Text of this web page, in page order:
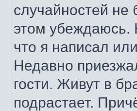
случайностей
этом убеждаюсь.
что я написал
Недавно
гости. Живут в
подрастает.